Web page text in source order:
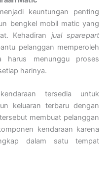
keuntungan penting
bengkel mobil matic yang
Kehadiran jual sparepart
pelanggan memperoleh
harus menunggu proses
harinya.
tersedia untuk
keluaran terbaru dengan
membuat pelanggan
kendaraan karena
dalam satu tempat